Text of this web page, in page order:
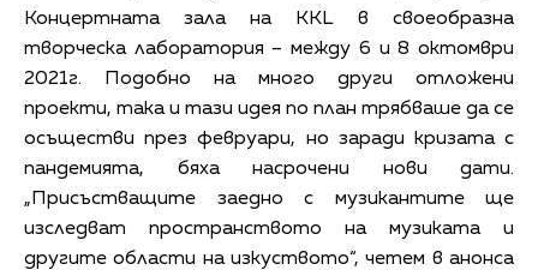
Концертната зала на KKL в своеобразна
творческа лаборатория – между 6 и 8 октомври
2021г. Подобно на много други отложени
проекти, така и тази идея по план трябваше да се
осъществи през февруари, но заради кризата с
пандемията, бяха насрочени нови дати.
„Присъстващите заедно с музикантите ще
изследват пространството на музиката и
другите области на изкуството“, четем в анонса